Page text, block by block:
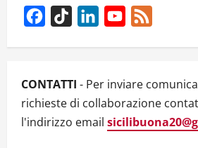
i
g
a
t
i
Facebook
TikTok LinkedInYouTube
CONTATTI - Per inviare
richieste di collaborazione
l'indirizzo email